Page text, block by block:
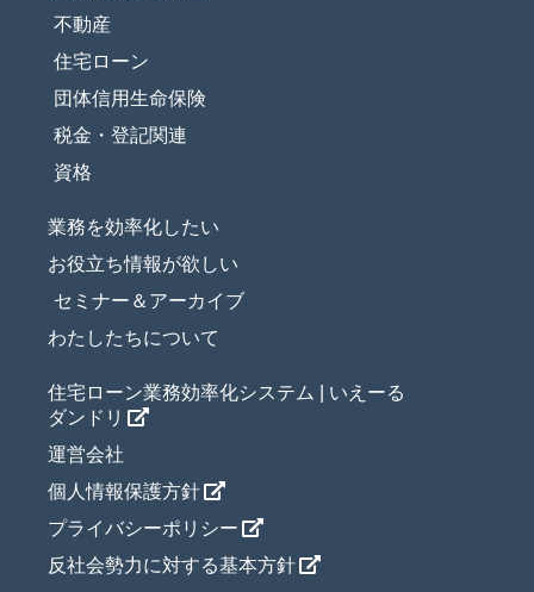
不動産
住宅ローン
団体信用生命保険
税金・登記関連
資格
業務を効率化したい
お役立ち情報が欲しい
セミナー＆アーカイブ
わたしたちについて
住宅ローン業務効率化システム | いえーる
ダンドリ
運営会社
個人情報保護方針
プライバシーポリシー
反社会勢力に対する基本方針